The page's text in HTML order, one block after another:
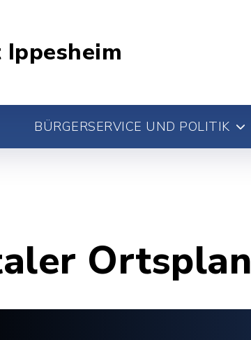
Ippesheim
BÜRGERSERVICE UND POLITIK
Ortsplan